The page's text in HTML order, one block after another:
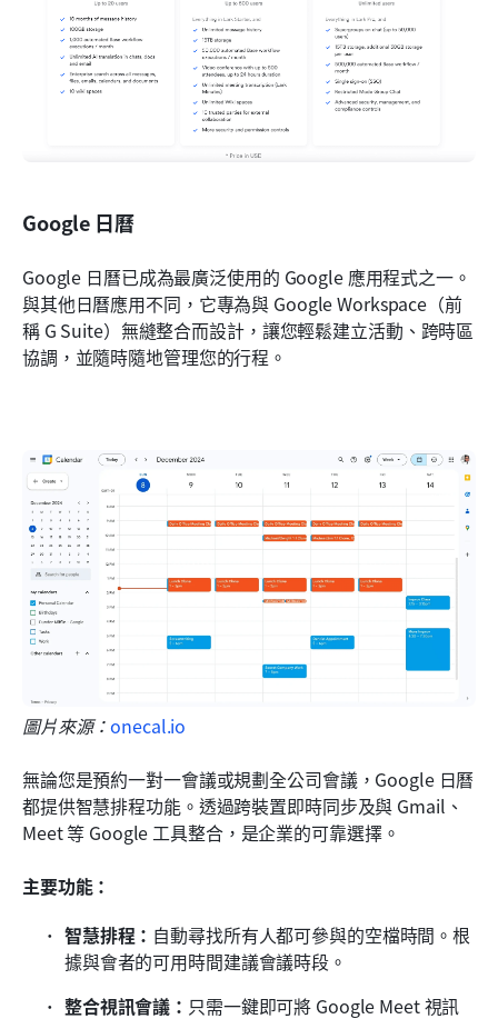
Google 日曆
Google 日曆已成為最廣泛使用的 Google 應用程式之一。
與其他日曆應用不同，它專為與 Google Workspace（前
稱 G Suite）無縫整合而設計，讓您輕鬆建立活動、跨時區
協調，並隨時隨地管理您的行程。
圖片來源：onecal.io
無論您是預約一對一會議或規劃全公司會議，Google 日曆
都提供智慧排程功能。透過跨裝置即時同步及與 Gmail、
Meet 等 Google 工具整合，是企業的可靠選擇。
主要功能：
智慧排程： 自動尋找所有人都可參與的空檔時間。根
據與會者的可用時間建議會議時段。
整合視訊會議： 只需一鍵即可將 Google Meet 視訊